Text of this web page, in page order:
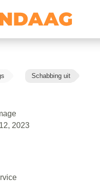
Schabbing uit
2023